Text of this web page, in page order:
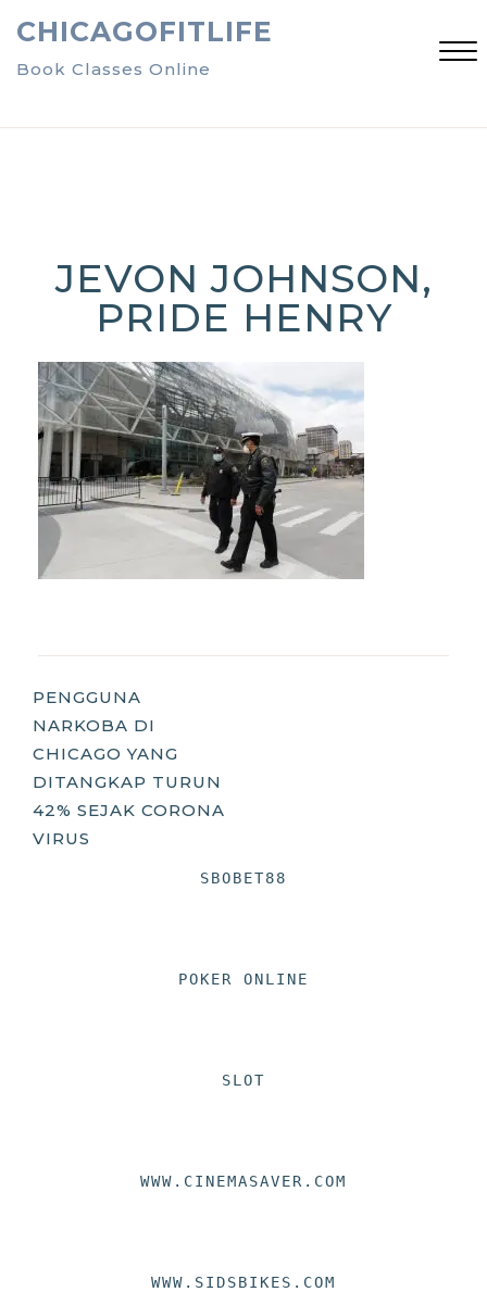
to
content
CHICAGOFITLIFE
Book Classes Online
Close
JEVON JOHNSON,
PRIDE HENRY
Post
Navigation
PENGGUNA
NARKOBA DI
CHICAGO YANG
DITANGKAP TURUN
42% SEJAK CORONA
VIRUS
SBOBET88
POKER ONLINE
SLOT
WWW.CINEMASAVER.COM
WWW.SIDSBIKES.COM